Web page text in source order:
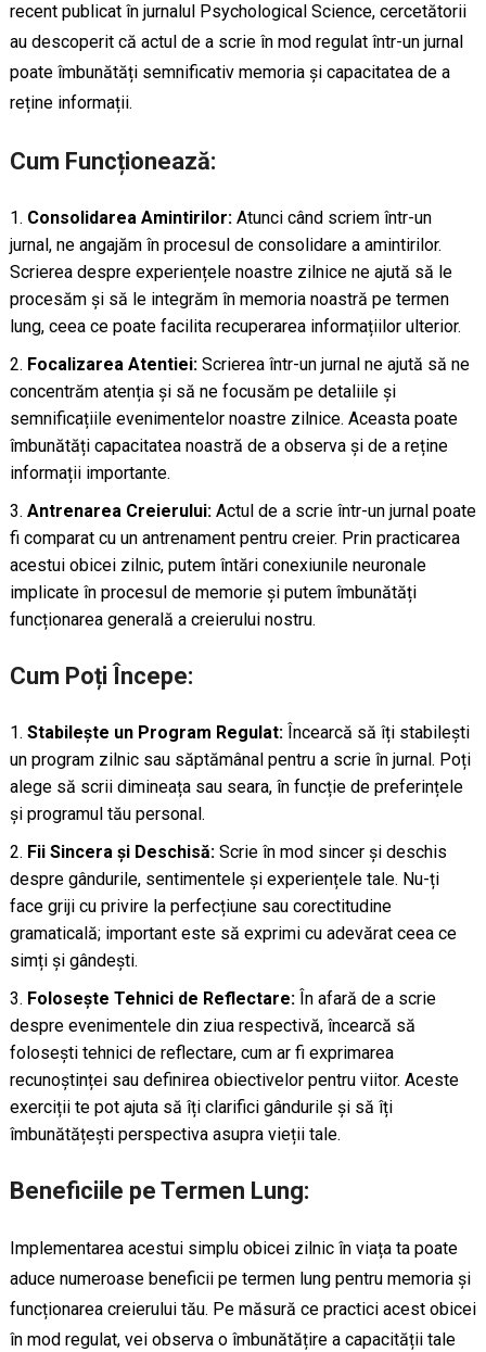
recent publicat în jurnalul Psychological Science, cercetătorii
au descoperit că actul de a scrie în mod regulat într-un jurnal
poate îmbunătăți semnificativ memoria și capacitatea de a
reține informații.
Cum Funcționează:
Consolidarea Amintirilor:Atunci când scriem într-un
jurnal, ne angajăm în procesul de consolidare a amintirilor.
Scrierea despre experiențele noastre zilnice ne ajută să le
procesăm și să le integrăm în memoria noastră pe termen
lung, ceea ce poate facilita recuperarea informațiilor ulterior.
Focalizarea Atentiei:Scrierea într-un jurnal ne ajută să ne
concentrăm atenția și să ne focusăm pe detaliile și
semnificațiile evenimentelor noastre zilnice. Aceasta poate
îmbunătăți capacitatea noastră de a observa și de a reține
informații importante.
Antrenarea Creierului:Actul de a scrie într-un jurnal poate
fi comparat cu un antrenament pentru creier. Prin practicarea
acestui obicei zilnic, putem întări conexiunile neuronale
implicate în procesul de memorie și putem îmbunătăți
funcționarea generală a creierului nostru.
Cum Poți Începe:
Stabilește un Program Regulat:Încearcă să îți stabilești
un program zilnic sau săptămânal pentru a scrie în jurnal. Poți
alege să scrii dimineața sau seara, în funcție de preferințele
și programul tău personal.
Fii Sincera și Deschisă:Scrie în mod sincer și deschis
despre gândurile, sentimentele și experiențele tale. Nu-ți
face griji cu privire la perfecțiune sau corectitudine
gramaticală; important este să exprimi cu adevărat ceea ce
simți și gândești.
Folosește Tehnici de Reflectare:În afară de a scrie
despre evenimentele din ziua respectivă, încearcă să
folosești tehnici de reflectare, cum ar fi exprimarea
recunoștinței sau definirea obiectivelor pentru viitor. Aceste
exerciții te pot ajuta să îți clarifici gândurile și să îți
îmbunătățești perspectiva asupra vieții tale.
Beneficiile pe Termen Lung:
Implementarea acestui simplu obicei zilnic în viața ta poate
aduce numeroase beneficii pe termen lung pentru memoria și
funcționarea creierului tău. Pe măsură ce practici acest obicei
în mod regulat, vei observa o îmbunătățire a capacității tale